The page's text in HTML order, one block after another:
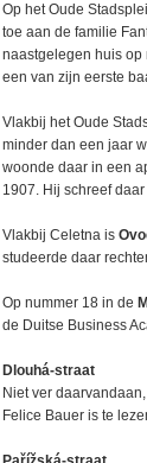
Op het Oude
toe aan de familie
naastgelegen huis op
een van zijn eerste
Vlakbij het Oude
minder dan een jaar
woonde daar in een
1907. Hij schreef
Vlakbij Celetna is
studeerde daar
Op nummer 18 in de
de Duitse Business
Dlouhá-straat
Niet ver
Felice Bauer is te